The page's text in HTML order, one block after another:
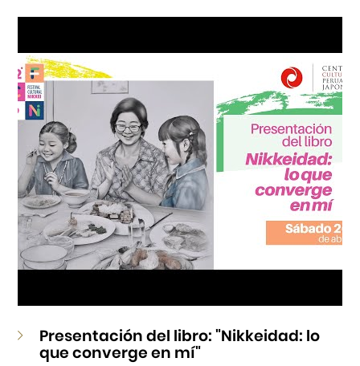
Museo de la Inmigración Japonesa
Fondo Editorial
Teatro Peruano Japonés
Presentación del libro: "Nikkeidad: lo
que converge en mí"